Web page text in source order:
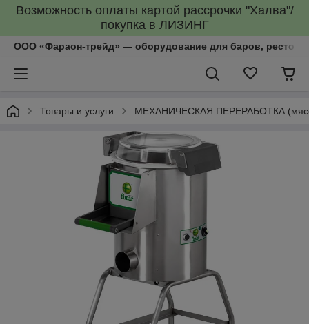
Возможность оплаты картой рассрочки "Халва"/
покупка в ЛИЗИНГ
ООО «Фараон-трейд»‎ — оборудование для баров,
Товары и услуги МЕХАНИЧЕСКАЯ ПЕРЕРАБОТКА